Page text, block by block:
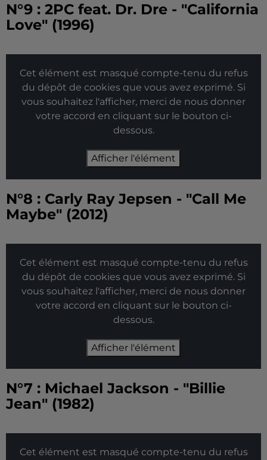
N°9 : 2PC feat. Dr. Dre - "California
Love" (1996)
Cet élément est masqué compte-tenu du refus
du dépôt de cookies que vous avez exprimé. Si
vous souhaitez l'afficher, merci de nous donner
votre accord en cliquant sur le bouton ci-
dessous.
Afficher l'élément
N°8 : Carly Ray Jepsen - "Call Me
Maybe" (2012)
Cet élément est masqué compte-tenu du refus
du dépôt de cookies que vous avez exprimé. Si
vous souhaitez l'afficher, merci de nous donner
votre accord en cliquant sur le bouton ci-
dessous.
Afficher l'élément
N°7 : Michael Jackson - "Billie
Jean" (1982)
Cet élément est masqué compte-tenu du refus